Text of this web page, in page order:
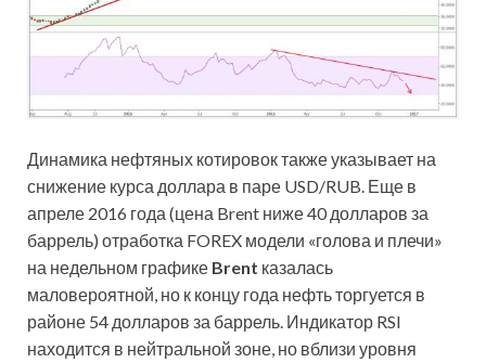
Динамика нефтяных котировок также указывает на
снижение курса доллара в паре USD/RUB. Еще в
апреле 2016 года (цена Brent ниже 40 долларов за
баррель) отработка FOREX модели «голова и плечи»
на недельном графике Brent казалась
маловероятной, но к концу года нефть торгуется в
районе 54 долларов за баррель. Индикатор RSI
находится в нейтральной зоне, но вблизи уровня